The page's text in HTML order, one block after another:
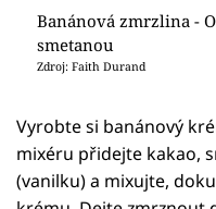
Banánová zmrzlina -
smetanou
Zdroj: Faith Durand
Vyrobte si banánový
mixéru přidejte kakao,
(vanilku) a mixujte,